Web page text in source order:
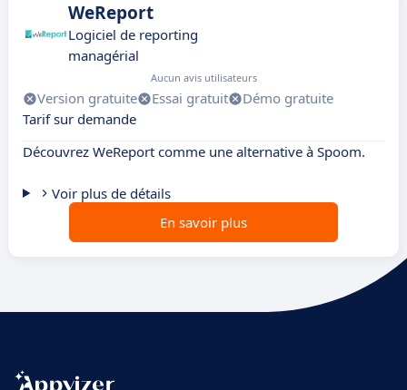
WeReport
Logiciel de reporting
managérial
Aucun avis utilisateurs
Version gratuite Essai gratuit
Démo gratuite
Tarif sur demande
Découvrez WeReport comme une alternative à Spoom.
Voir plus de détails
En savoir plus